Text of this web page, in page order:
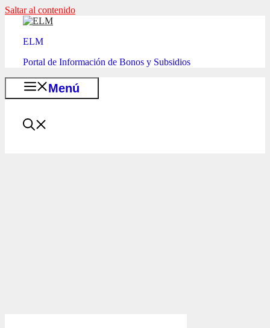
Saltar al contenido
ELM
Portal de Información de Bonos y Subsidios
Menú